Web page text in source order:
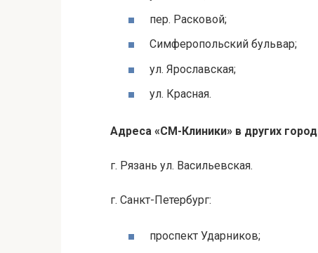
пер. Расковой;
Симферопольский бульвар;
ул. Ярославская;
ул. Красная.
Адреса «СМ-Клиники» в других
г. Рязань ул. Васильевская.
г. Санкт-Петербург:
проспект Ударников;